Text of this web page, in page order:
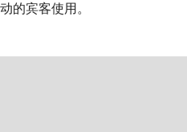
的宾客使用。